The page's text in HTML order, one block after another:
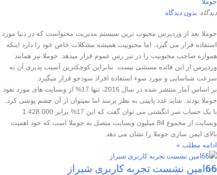
دیدگاه: بدون دیدگاه
جوملا بعد از وردپرس محبوب ترین سیستم مدیریت محتواست که در دنیا مورد
استفاده قرار می گیرد. اما محبوبیت همیشه مشکلات خاص خود را دارد اینکه
همواره صاحب محبوبیت را در تیر رس عموم قرار میدهد. جوملا نیز همانند
وردپرس از این قائده مستثنی نیست. بنابراین کوچکترین آسیب پذیری آن به
سرعت شناسایی و مورد سوء استفاده افراد سودجو قرار میگیرد.
بر اساس آمار منتشر شده در سال 2016، تنها 17% از وبسایت های مورد نفوذ
جوملا بودند. شاید عدد پایینی به نظر برسد اما نمیتوان از آن چشم پوشی کرد.
با یک حساب سر انگشتی می توان گفت که این 17% برابر 1.428.000
وبسایت از مجموع 84 میلیون وبسایت متصل به جوملا است که خود اهمیت
بالای ایمن سازی جوملا را نشان می دهد.
ادامه مطلب »
66امین نشست تجربه کاربری شیراز